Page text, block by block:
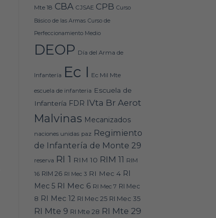
Mte 18 CBA CJSAE CPB Curso
Básico de las Armas Curso de
Perfeccionamiento Medio
DEOP Día del Arma de
Infantería Ec I Ec Mil Mte
escuela de infanteria Escuela de
Infantería FDR IVta Br Aerot
Malvinas Mecanizados
naciones unidas paz Regimiento
de Infantería de Monte 29
reserva RI 1 RIM 10 RIM 11 RIM
16 RIM 26 RI Mec 3 RI Mec 4 RI
Mec 5 RI Mec 6 RI Mec 7 RI Mec
8 RI Mec 12 RI Mec 25 RI Mec 35
RI Mte 9 RI Mte 28 RI Mte 29